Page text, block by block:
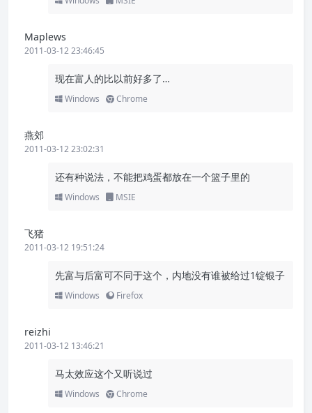
Maplews
2011-03-12 23:46:45
现在富人的比以前好多了…
Windows Chrome
燕郊
2011-03-12 23:02:31
还有种说法，不能把鸡蛋都放在一个篮子里的
Windows MSIE
飞猪
2011-03-12 19:51:24
先富与后富可不同于这个，内地没有谁被给过1锭银子
Windows Firefox
reizhi
2011-03-12 13:46:21
马太效应这个又听说过
Windows Chrome